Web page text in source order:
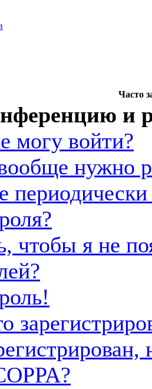
Часто
и
могу войти?
нужно
чтобы я не